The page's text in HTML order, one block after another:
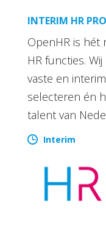
INTERIM HR
OpenHR is
HR functies.
vaste en
selecteren én
talent van
Interim